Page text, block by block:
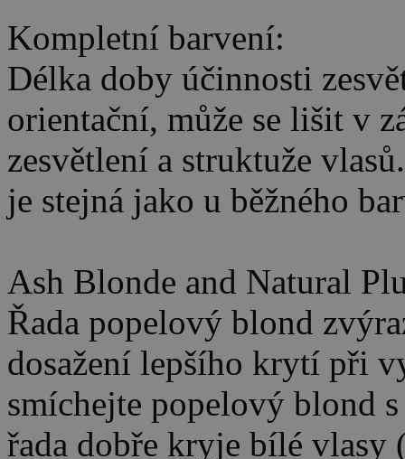
Kompletní barvení:
Délka doby účinnosti
orientační, může se lišit v
zesvětlení a struktuže
je stejná jako u běžného
Ash Blonde and Natural
Řada popelový blond
dosažení lepšího krytí při
smíchejte popelový blond
řada dobře kryje bílé vlasy